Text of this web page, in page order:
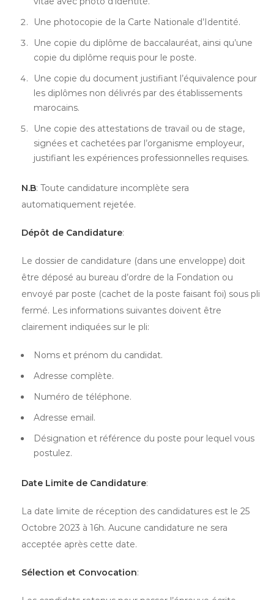
Une photocopie de la Carte Nationale d’Identité.
Une copie du diplôme de baccalauréat, ainsi qu’une
copie du diplôme requis pour le poste.
Une copie du document justifiant l’équivalence pour
les diplômes non délivrés par des établissements
marocains.
Une copie des attestations de travail ou de stage,
signées et cachetées par l’organisme employeur,
justifiant les expériences professionnelles requises.
N.B: Toute candidature incomplète sera
automatiquement rejetée.
Dépôt de Candidature:
Le dossier de candidature (dans une enveloppe) doit
être déposé au bureau d’ordre de la Fondation ou
envoyé par poste (cachet de la poste faisant foi) sous pli
fermé. Les informations suivantes doivent être
clairement indiquées sur le pli:
Noms et prénom du candidat.
Adresse complète.
Numéro de téléphone.
Adresse email.
Désignation et référence du poste pour lequel vous
postulez.
Date Limite de Candidature:
La date limite de réception des candidatures est le 25
Octobre 2023 à 16h. Aucune candidature ne sera
acceptée après cette date.
Sélection et Convocation: